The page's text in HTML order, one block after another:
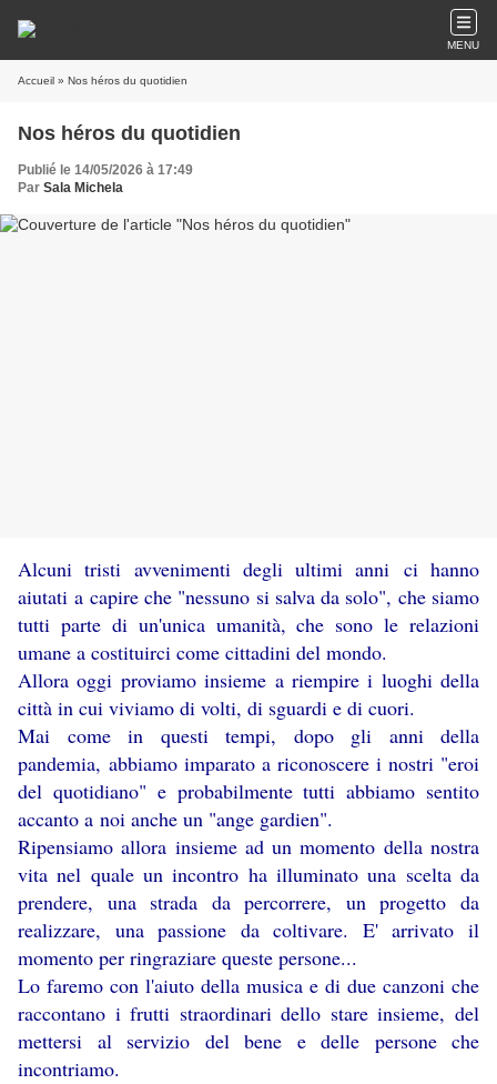
MENU
Accueil » Nos héros du quotidien
Nos héros du quotidien
Publié le 14/05/2026 à 17:49
Par Sala Michela
Alcuni tristi avvenimenti degli ultimi anni ci hanno
aiutati a capire che "nessuno si salva da solo", che siamo
tutti parte di un'unica umanità, che sono le relazioni
umane a costituirci come cittadini del mondo.
Allora oggi proviamo insieme a riempire i luoghi della
città in cui viviamo di volti, di sguardi e di cuori.
Mai come in questi tempi, dopo gli anni della
pandemia, abbiamo imparato a riconoscere i nostri "eroi
del quotidiano" e probabilmente tutti abbiamo sentito
accanto a noi anche un "ange gardien".
Ripensiamo allora insieme ad un momento della nostra
vita nel quale un incontro ha illuminato una scelta da
prendere, una strada da percorrere, un progetto da
realizzare, una passione da coltivare. E' arrivato il
momento per ringraziare queste persone...
Lo faremo con l'aiuto della musica e di due canzoni che
raccontano i frutti straordinari dello stare insieme, del
mettersi al servizio del bene e delle persone che
incontriamo.